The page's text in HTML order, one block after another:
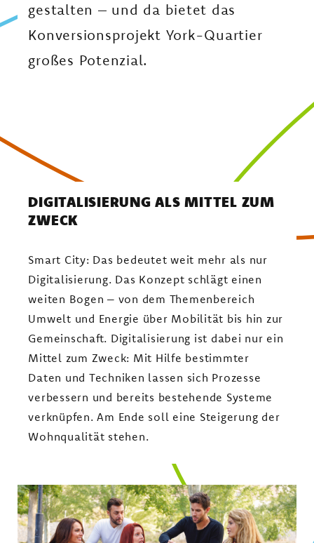
gestalten – und da bietet das
Konversionsprojekt York-Quartier
großes Potenzial.
DIGITALISIERUNG ALS MITTEL ZUM
ZWECK
Smart City: Das bedeutet weit mehr als nur
Digitalisierung. Das Konzept schlägt einen
weiten Bogen – von dem Themenbereich
Umwelt und Energie über Mobilität bis hin zur
Gemeinschaft. Digitalisierung ist dabei nur ein
Mittel zum Zweck: Mit Hilfe bestimmter
Daten und Techniken lassen sich Prozesse
verbessern und bereits bestehende Systeme
verknüpfen. Am Ende soll eine Steigerung der
Wohnqualität stehen.